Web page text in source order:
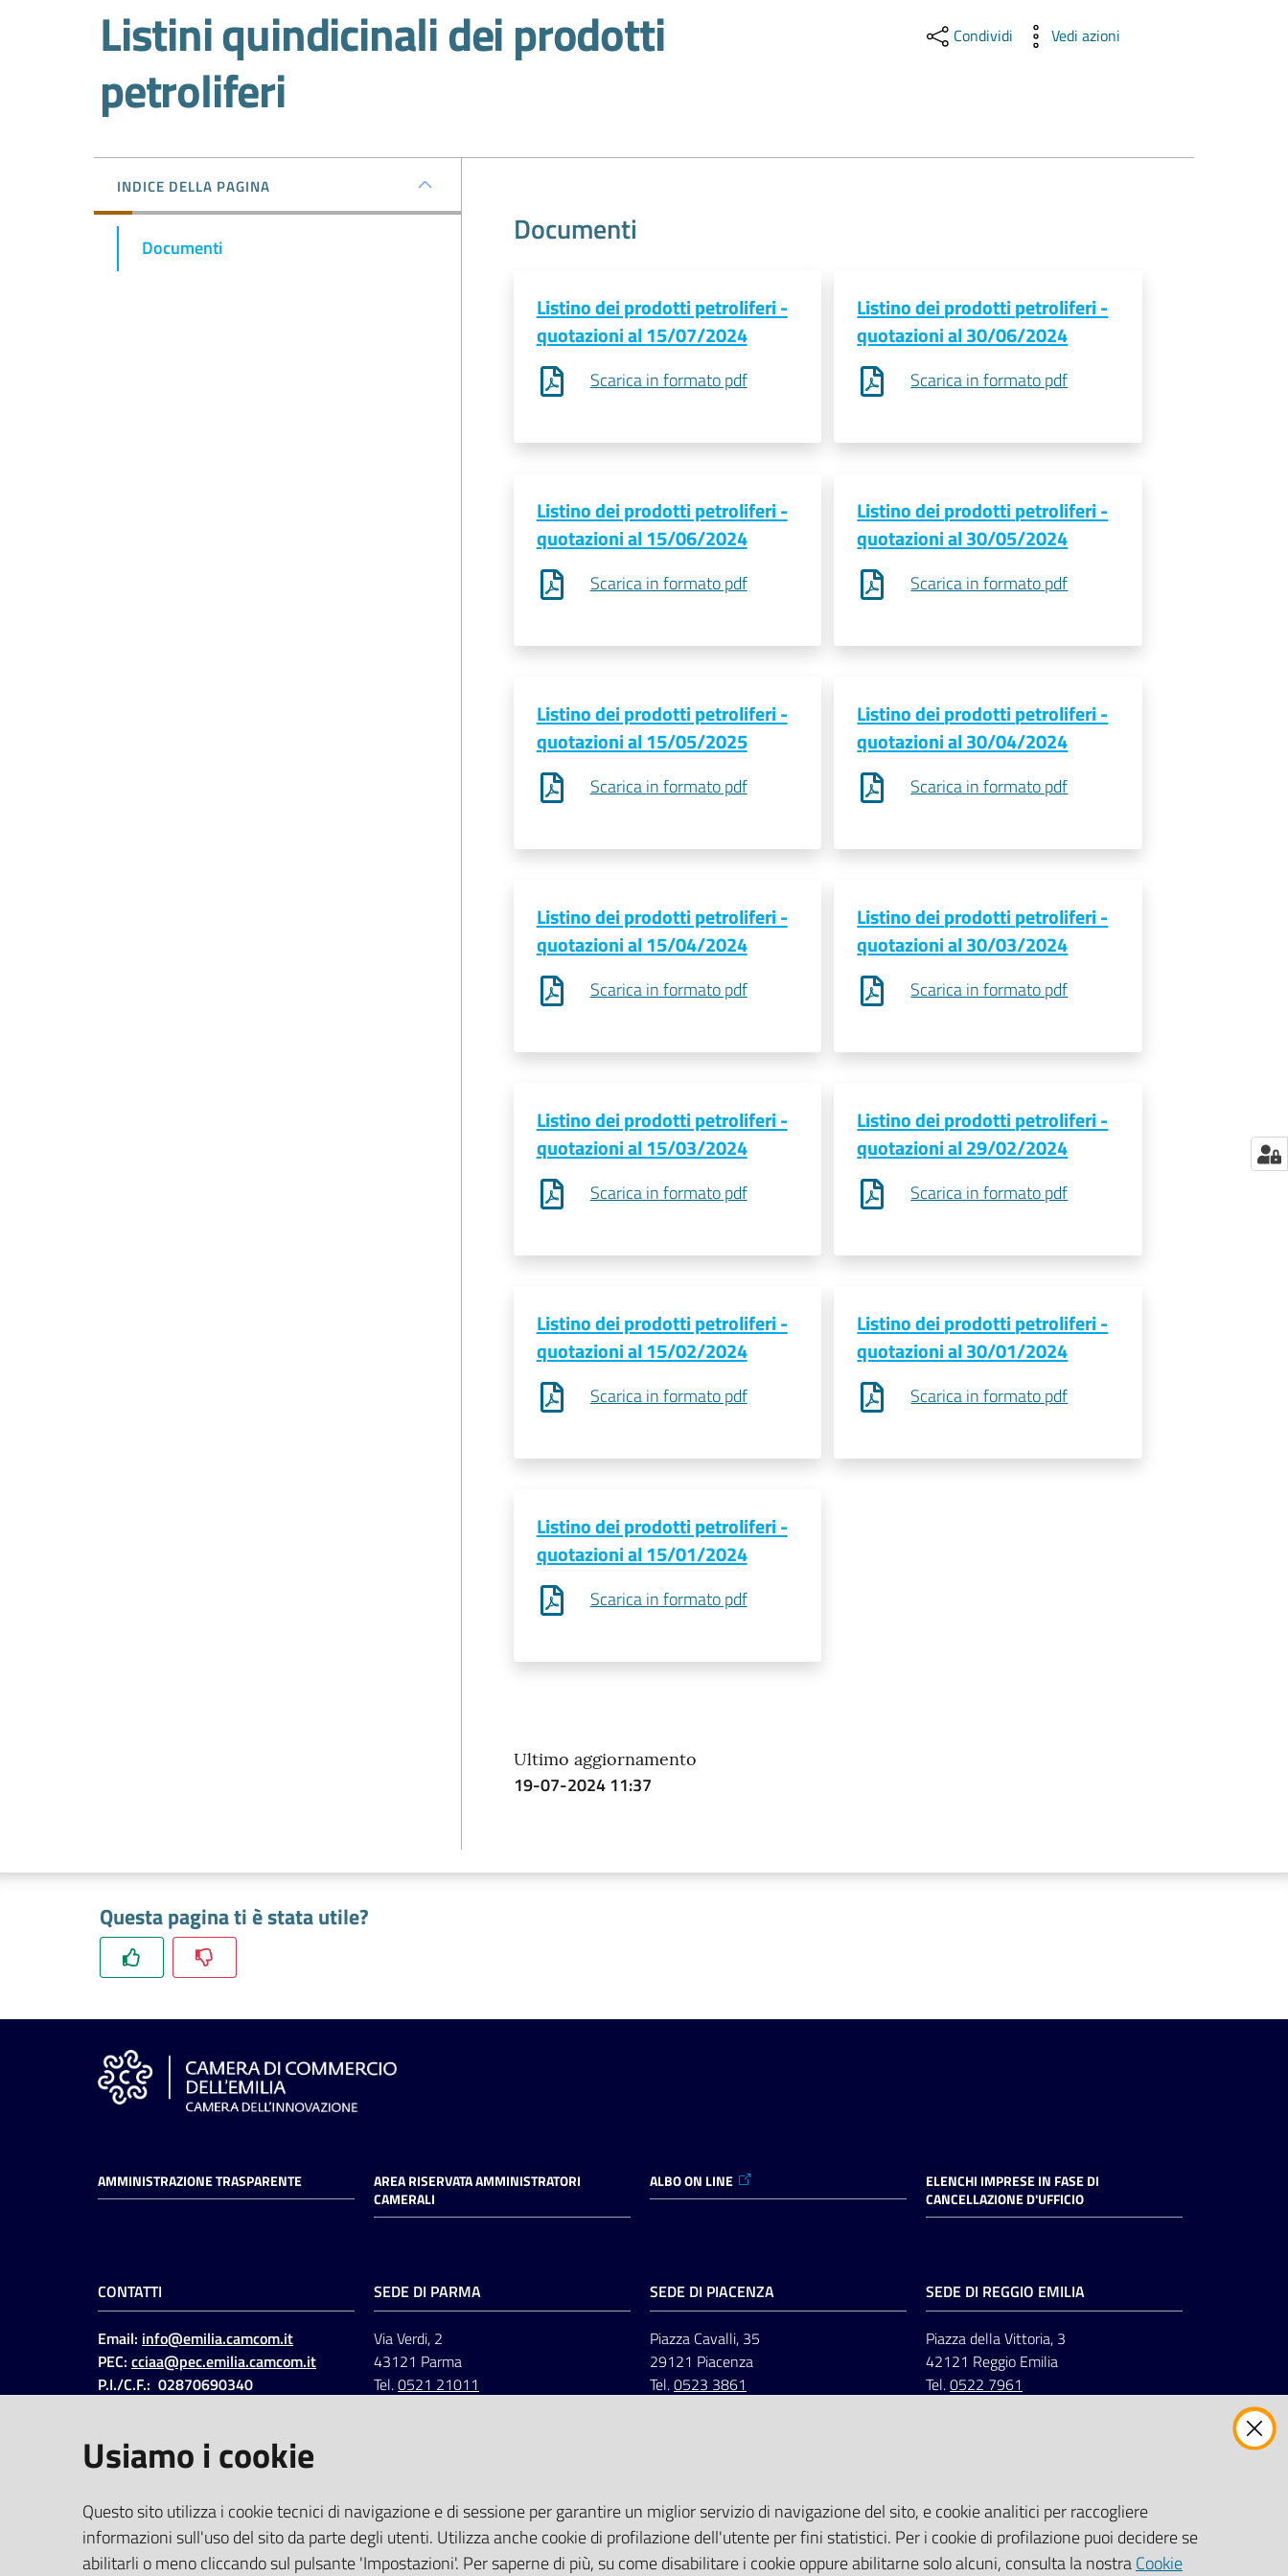
Listini quindicinali dei prodotti
petroliferi
Condividi Vedi azioni
INDICE DELLA PAGINA
Documenti Documenti
Listino dei prodotti petroliferi -
quotazioni al 15/07/2024
Scarica in formato pdf
Listino dei prodotti petroliferi -
quotazioni al 30/06/2024
Scarica in formato pdf
Listino dei prodotti petroliferi -
quotazioni al 15/06/2024
Scarica in formato pdf
Listino dei prodotti petroliferi -
quotazioni al 30/05/2024
Scarica in formato pdf
Listino dei prodotti petroliferi -
quotazioni al 15/05/2025
Scarica in formato pdf
Listino dei prodotti petroliferi -
quotazioni al 30/04/2024
Scarica in formato pdf
Listino dei prodotti petroliferi -
quotazioni al 15/04/2024
Scarica in formato pdf
Listino dei prodotti petroliferi -
quotazioni al 30/03/2024
Scarica in formato pdf
Listino dei prodotti petroliferi -
quotazioni al 15/03/2024
Scarica in formato pdf
Listino dei prodotti petroliferi -
quotazioni al 29/02/2024
Scarica in formato pdf
Listino dei prodotti petroliferi -
quotazioni al 15/02/2024
Scarica in formato pdf
Listino dei prodotti petroliferi -
quotazioni al 30/01/2024
Scarica in formato pdf
Listino dei prodotti petroliferi -
quotazioni al 15/01/2024
Scarica in formato pdf
Ultimo aggiornamento
19-07-2024 11:37
Questa pagina ti è stata utile?
AMMINISTRAZIONE TRASPARENTE
AREA RISERVATA AMMINISTRATORI
CAMERALI
ALBO ON LINE
ELENCHI IMPRESE IN FASE DI
CANCELLAZIONE D'UFFICIO
CONTATTI
Email: info@emilia.camcom.it
PEC: cciaa@pec.emilia.camcom.it
P.I./C.F.: 02870690340
Codice IPA: ccem
SEDE DI PARMA
Via Verdi, 2
43121 Parma
Tel.0521 21011
SEDE DI PIACENZA
Piazza Cavalli, 35
29121 Piacenza
Tel.0523 3861
SEDE DI REGGIO EMILIA
Piazza della Vittoria, 3
42121 Reggio Emilia
Tel.0522 7961
SOCIAL
LinkedinFacebookInstagram
Usiamo i cookie
Questo sito utilizza i cookie tecnici di navigazione e di sessione per garantire un miglior servizio di navigazione del sito, e cookie analitici per raccogliere
informazioni sull'uso del sito da parte degli utenti. Utilizza anche cookie di profilazione dell'utente per fini statistici. Per i cookie di profilazione puoi decidere se
abilitarli o meno cliccando sul pulsante 'Impostazioni'. Per saperne di più, su come disabilitare i cookie oppure abilitarne solo alcuni, consulta la nostraCookie